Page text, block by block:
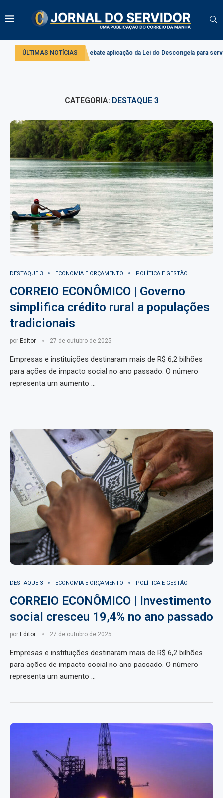
ÚLTIMAS NOTÍCIAS
Comissão debate aplicação da Lei do Descongela para servidores públicos
CATEGORIA: DESTAQUE 3
DESTAQUE 3 ECONOMIA E ORÇAMENTO POLÍTICA E GESTÃO
CORREIO ECONÔMICO | Governo
simplifica crédito rural a populações
tradicionais
por Editor 27 de outubro de 2025
Empresas e instituições destinaram mais de R$ 6,2 bilhões
para ações de impacto social no ano passado. O número
representa um aumento …
DESTAQUE 3 ECONOMIA E ORÇAMENTO POLÍTICA E GESTÃO
CORREIO ECONÔMICO | Investimento
social cresceu 19,4% no ano passado
por Editor 27 de outubro de 2025
Empresas e instituições destinaram mais de R$ 6,2 bilhões
para ações de impacto social no ano passado. O número
representa um aumento …